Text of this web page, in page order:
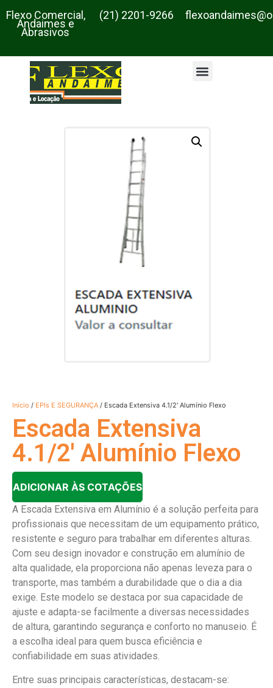
Flexo Comercial,
Andaimes e
Abrasivos
(21) 2201-9266
Início / EPIs E SEGURANÇA / Escada Extensiva 4.1/2′ Alumínio Flexo
Escada Extensiva
4.1/2′ Alumínio Flexo
ADICIONAR ÀS COTAÇÕES
A Escada Extensiva em Alumínio é a solução perfeita para
profissionais que necessitam de um equipamento prático,
resistente e seguro para trabalhar em diferentes alturas.
Com seu design inovador e construção em alumínio de
alta qualidade, ela proporciona não apenas leveza para o
transporte, mas também a durabilidade que o dia a dia
exige. Este modelo se destaca por sua capacidade de
ajuste e adapta-se facilmente a diversas necessidades
de altura, garantindo segurança e conforto no manuseio. É
a escolha ideal para quem busca eficiência e
confiabilidade em suas atividades.
Entre suas principais características, destacam-se: